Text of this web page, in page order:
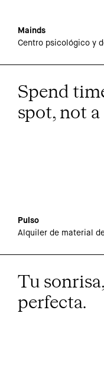
Mainds
Centro psicológico y
Spend
spot, not
Pulso
Alquiler de material
Tu
perfecta.